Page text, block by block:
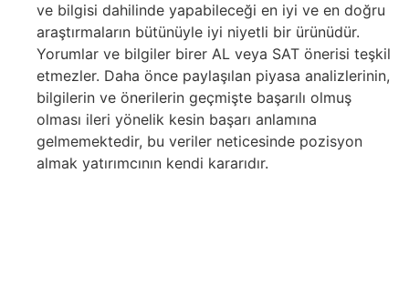
ve bilgisi dahilinde yapabileceği en iyi ve en doğru
araştırmaların bütünüyle iyi niyetli bir ürünüdür.
Yorumlar ve bilgiler birer AL veya SAT önerisi teşkil
etmezler. Daha önce paylaşılan piyasa analizlerinin,
bilgilerin ve önerilerin geçmişte başarılı olmuş
olması ileri yönelik kesin başarı anlamına
gelmemektedir, bu veriler neticesinde pozisyon
almak yatırımcının kendi kararıdır.